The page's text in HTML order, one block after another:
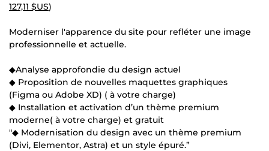
127,11 $US)
Moderniser l'apparence du site pour refléter une image
professionnelle et actuelle.
◆Analyse approfondie du design actuel
◆ Proposition de nouvelles maquettes graphiques
(Figma ou Adobe XD) ( à votre charge)
◆ Installation et activation d’un thème premium
moderne( à votre charge) et gratuit
"◆ Modernisation du design avec un thème premium
(Divi, Elementor, Astra) et un style épuré.”